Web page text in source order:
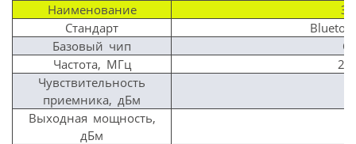
Наименование
Стандарт
Базовый чип
Частота, МГц
Чувствительность
приемника, дБм
Выходная мощность,
дБм